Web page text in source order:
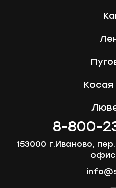
Косая
8-800-
153000 г.Иваново,
офис